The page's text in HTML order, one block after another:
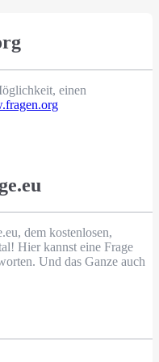
einen
dem kostenlosen,
Hier kannst eine Frage
Und das Ganze auch